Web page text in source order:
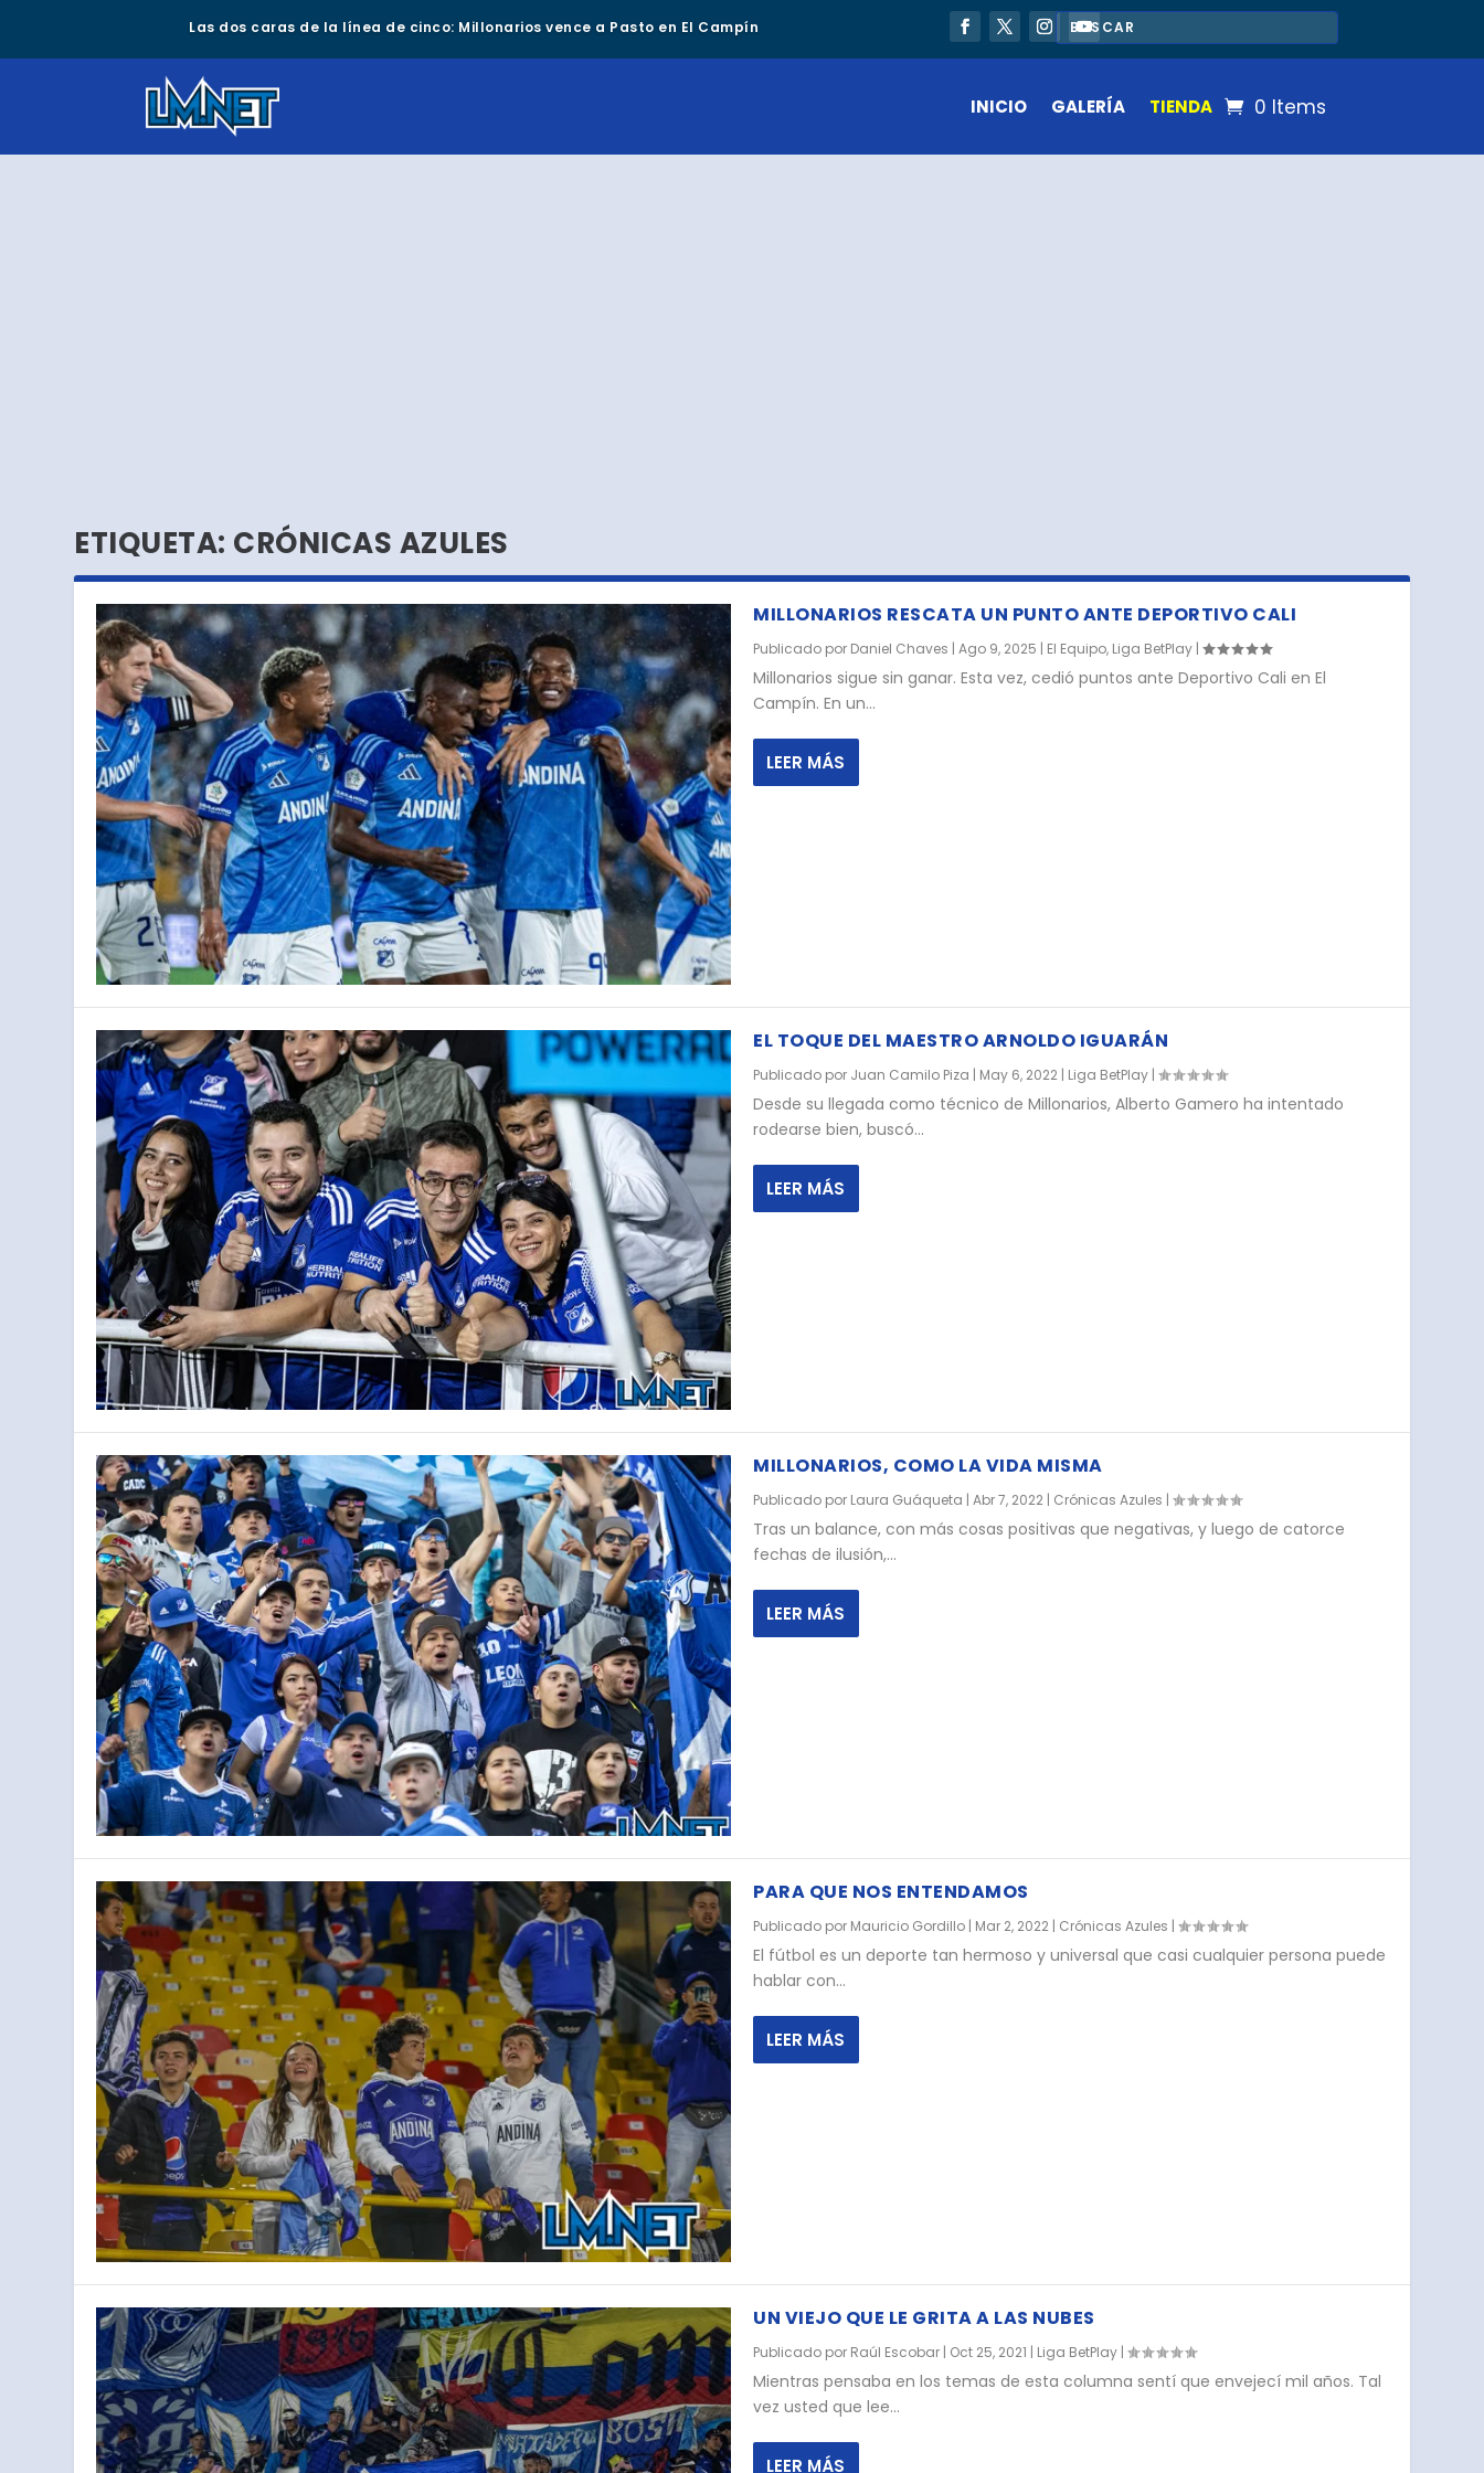
Las dos caras de la línea de cinco: Millonarios vence a Pasto en El Campín
INICIO GALERÍA TIENDA 0 Items
ETIQUETA: CRÓNICAS AZULES
MILLONARIOS RESCATA UN PUNTO ANTE DEPORTIVO CALI
Publicado por Daniel Chaves | Ago 9, 2025 | El Equipo, Liga BetPlay |
Millonarios sigue sin ganar. Esta vez, cedió puntos ante Deportivo Cali en El
Campín. En un...
LEER MÁS
EL TOQUE DEL MAESTRO ARNOLDO IGUARÁN
Publicado por Juan Camilo Piza | May 6, 2022 | Liga BetPlay |
Desde su llegada como técnico de Millonarios, Alberto Gamero ha intentado
rodearse bien, buscó...
LEER MÁS
MILLONARIOS, COMO LA VIDA MISMA
Publicado por Laura Guáqueta | Abr 7, 2022 | Crónicas Azules |
Tras un balance, con más cosas positivas que negativas, y luego de catorce
fechas de ilusión,...
LEER MÁS
PARA QUE NOS ENTENDAMOS
Publicado por Mauricio Gordillo | Mar 2, 2022 | Crónicas Azules |
El fútbol es un deporte tan hermoso y universal que casi cualquier persona puede
hablar con...
LEER MÁS
UN VIEJO QUE LE GRITA A LAS NUBES
Publicado por Raúl Escobar | Oct 25, 2021 | Liga BetPlay |
Mientras pensaba en los temas de esta columna sentí que envejecí mil años. Tal
vez usted que lee...
LEER MÁS